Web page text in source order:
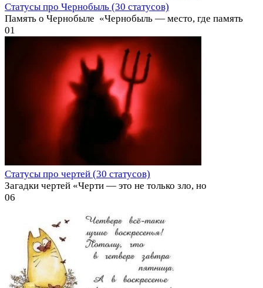
Статусы про Чернобыль (30 статусов)
Память о Чернобыле ️ «Чернобыль — место, где память
01
Статусы про чертей (30 статусов)
Загадки чертей «Черти — это не только зло, но
06